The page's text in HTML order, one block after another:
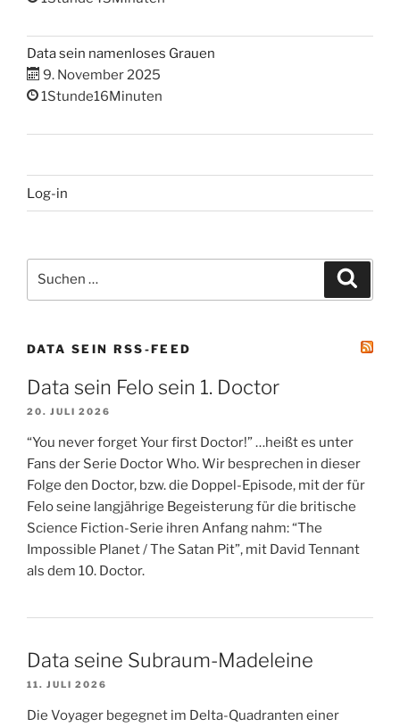
Data sein namenloses Grauen
9. November 2025
1Stunde16Minuten
Log-in
nach:
DATA SEIN RSS-FEED
Data sein Felo sein 1. Doctor
20. JULI 2026
“You never forget Your first Doctor!” …heißt es unter
Fans der Serie Doctor Who. Wir besprechen in dieser
Folge den Doctor, bzw. die Doppel-Episode, mit der für
Felo seine langjährige Begeisterung für die britische
Science Fiction-Serie ihren Anfang nahm: “The
Impossible Planet / The Satan Pit”, mit David Tennant
als dem 10. Doctor.
Data seine Subraum-Madeleine
11. JULI 2026
Die Voyager begegnet im Delta-Quadranten einer